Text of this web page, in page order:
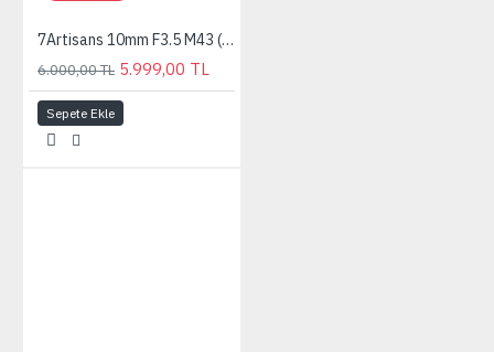
7Artisans 10mm F3.5 M43 (Panasonic Olympus) MF APS-C Lens
6.000,00 TL 5.999,00 TL
Sepete Ekle